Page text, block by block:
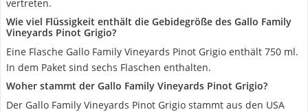
vertreten.
Wie viel Flüssigkeit enthält die Gebidegröße des Gallo Family
Vineyards Pinot Grigio?
Eine Flasche Gallo Family Vineyards Pinot Grigio enthält 750 ml.
In dem Paket sind sechs Flaschen enthalten.
Woher stammt der Gallo Family Vineyards Pinot Grigio?
Der Gallo Family Vineyards Pinot Grigio stammt aus den USA